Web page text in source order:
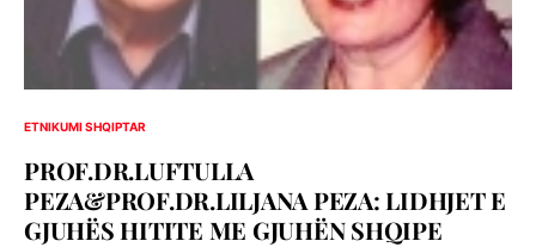
ETNIKUMI SHQIPTAR
PROF.DR.LUFTULLA
PEZA&PROF.DR.LILJANA PEZA: LIDHJET E
GJUHËS HITITE ME GJUHËN SHQIPE